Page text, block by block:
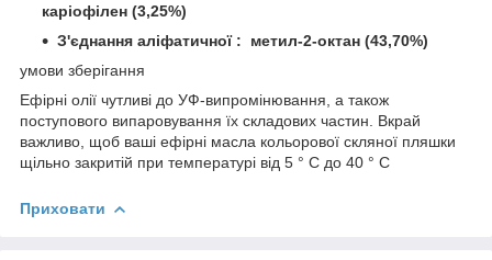
каріофілен (3,25%)
З'єднання аліфатичної:
метил-2-октан (43,70%)
умови зберігання
Ефірні олії чутливі до УФ-випромінювання, а також
поступового випаровування їх складових частин. Вкрай
важливо, щоб ваші ефірні масла кольорової скляної пляшки
щільно закритій при температурі від 5 ° С до 40 ° С
Приховати